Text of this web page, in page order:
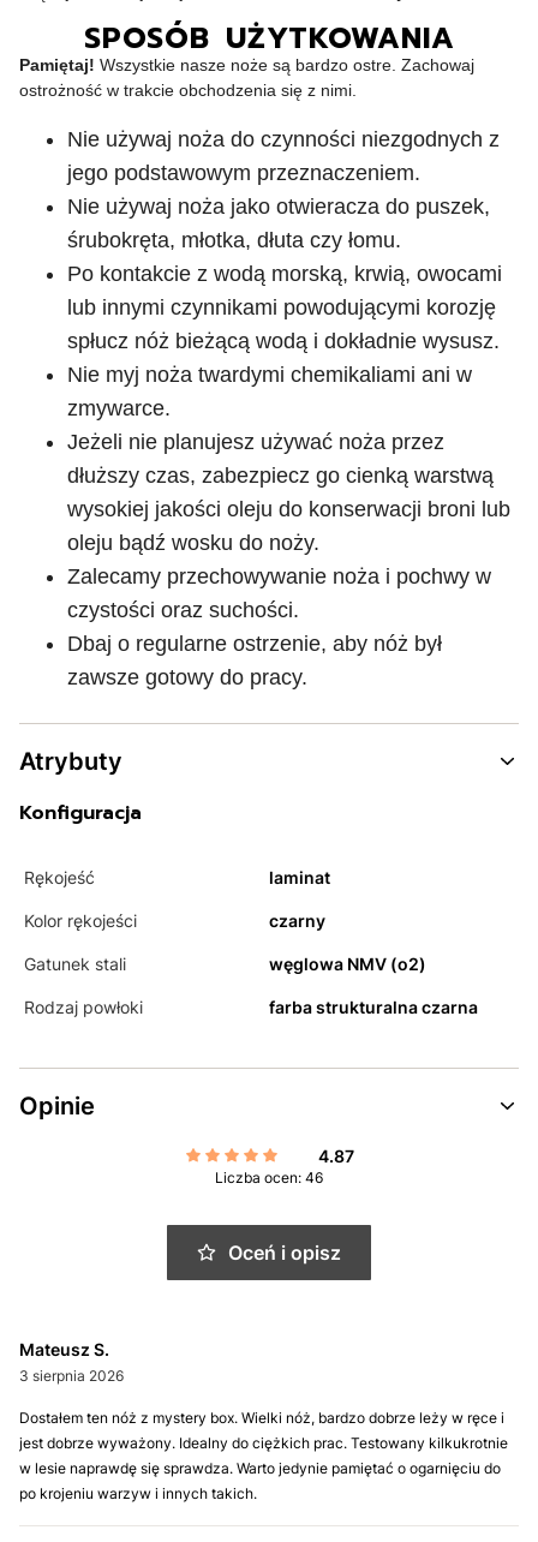
SPOSÓB UŻYTKOWANIA
Pamiętaj! Wszystkie nasze noże są bardzo ostre. Zachowaj
ostrożność w trakcie obchodzenia się z nimi.
Nie używaj noża do czynności niezgodnych z
jego podstawowym przeznaczeniem.
Nie używaj noża jako otwieracza do puszek,
śrubokręta, młotka, dłuta czy łomu.
Po kontakcie z wodą morską, krwią, owocami
lub innymi czynnikami powodującymi korozję
spłucz nóż bieżącą wodą i dokładnie wysusz.
Nie myj noża twardymi chemikaliami ani w
zmywarce.
Jeżeli nie planujesz używać noża przez
dłuższy czas, zabezpiecz go cienką warstwą
wysokiej jakości oleju do konserwacji broni lub
oleju bądź wosku do noży.
Zalecamy przechowywanie noża i pochwy w
czystości oraz suchości.
Dbaj o regularne ostrzenie, aby nóż był
zawsze gotowy do pracy.
Atrybuty
Konfiguracja
Rękojeść laminat
Kolor rękojeści czarny
Gatunek stali węglowa NMV (o2)
Rodzaj powłoki farba strukturalna czarna
Opinie
4.87
Liczba ocen: 46
Oceń i opisz
Mateusz S.
3 sierpnia 2026
Dostałem ten nóż z mystery box. Wielki nóż, bardzo dobrze leży w ręce i
jest dobrze wyważony. Idealny do ciężkich prac. Testowany kilkukrotnie
w lesie naprawdę się sprawdza. Warto jedynie pamiętać o ogarnięciu do
po krojeniu warzyw i innych takich.